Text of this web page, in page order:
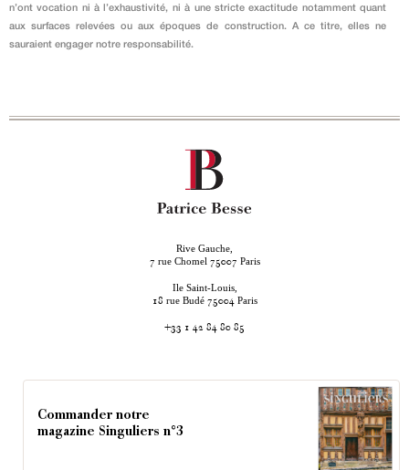
n’ont vocation ni à l’exhaustivité, ni à une stricte exactitude notamment quant
aux surfaces relevées ou aux époques de construction. A ce titre, elles ne
sauraient engager notre responsabilité.
Rive Gauche,
7 rue Chomel 75007 Paris
Ile Saint-Louis,
18 rue Budé 75004 Paris
+33 1 42 84 80 85
Commander notre
magazine Singuliers n°3